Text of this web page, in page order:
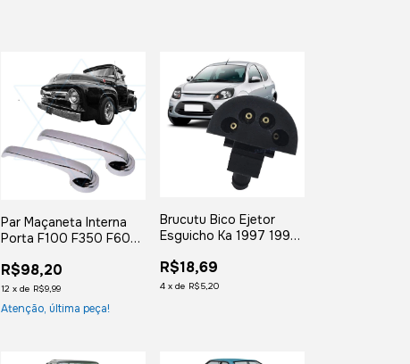
Par Maçaneta Interna
Porta F100 F350 F600
R$98,20
12 xde R$9,99
Atenção, última peça!
Brucutu Bico Ejetor
Esguicho Ka 1997 1998
2013
R$18,69
4 xde R$5,20